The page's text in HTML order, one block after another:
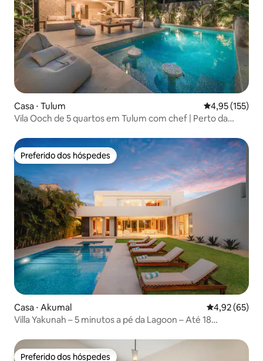
Casa ⋅ Tulum 4,95 de uma
4,95 (155)
Vila Ooch de 5 quartos em Tulum com chef | Perto da
Preferido dos hóspedes
Preferido dos hóspedes
Casa ⋅ Akumal 4,92 de uma
4,92 (65)
Villa Yakunah – 5 minutos a pé da Lagoon – Até 18
Preferido dos hóspedes